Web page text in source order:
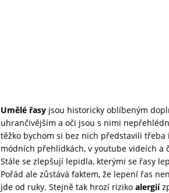
Umělé řasy jsou historicky oblíbeným
uhrančivějším a oči jsou s nimi
těžko bychom si bez nich představili třeba
módních přehlídkách, v youtube videích a
Stále se zlepšují lepidla, kterými se řasy
Pořád ale zůstává faktem, že lepení řas
jde od ruky. Stejně tak hrozí riziko alergií